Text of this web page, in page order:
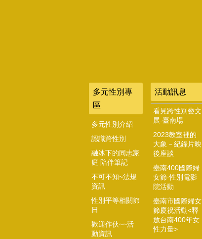
多元性別專
區
多元性別介紹
認識跨性別
融冰下的同志家
庭 陪伴筆記
不可不知~法規
資訊
性別平等相關節
日
歡迎作伙~~活
動資訊
活動訊息
看見跨性別藝文
展-臺南場
2023教室裡的
大象－紀錄片映
後座談
臺南400國際婦
女節-性別電影
院活動
臺南市國際婦女
節慶祝活動<釋
放台南400年女
性力量>